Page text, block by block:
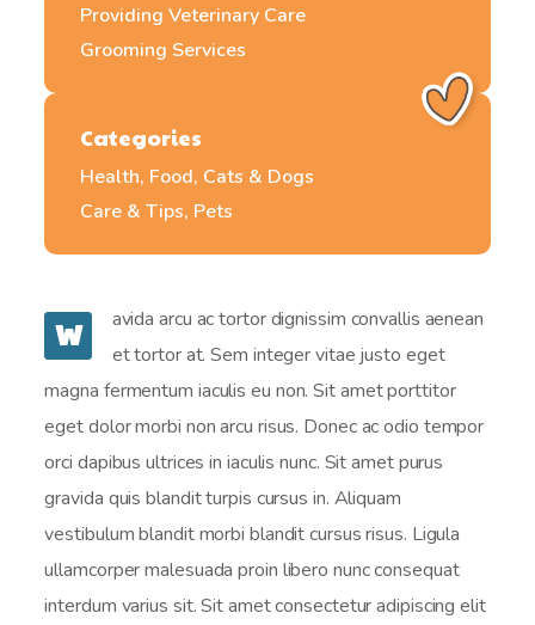
Providing Veterinary Care
Grooming Services
Categories
Health, Food, Cats & Dogs
Care & Tips, Pets
W
avida arcu ac tortor dignissim convallis aenean
et tortor at. Sem integer vitae justo eget
magna fermentum iaculis eu non. Sit amet porttitor
eget dolor morbi non arcu risus. Donec ac odio tempor
orci dapibus ultrices in iaculis nunc. Sit amet purus
gravida quis blandit turpis cursus in. Aliquam
vestibulum blandit morbi blandit cursus risus. Ligula
ullamcorper malesuada proin libero nunc consequat
interdum varius sit. Sit amet consectetur adipiscing elit